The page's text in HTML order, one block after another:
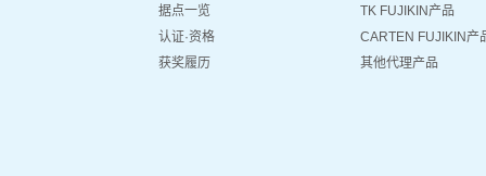
据点一览
认证·资格
获奖履历
TK FUJIKIN产品
CARTEN FUJIKIN产
其他代理产品